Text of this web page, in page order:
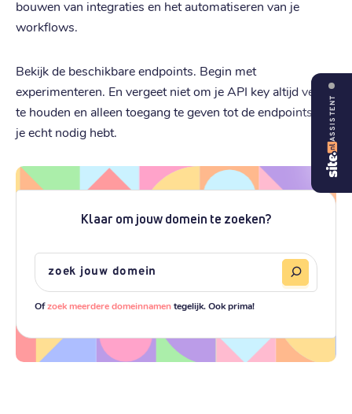
bouwen van integraties en het automatiseren van je
workflows.
Bekijk de beschikbare endpoints. Begin met
experimenteren. En vergeet niet om je API key altijd veilig
te houden en alleen toegang te geven tot de endpoints die
je echt nodig hebt.
Klaar om jouw domein te zoeken?
Ofzoek meerdere domeinnamentegelijk. Ook prima!
ASSISTENT